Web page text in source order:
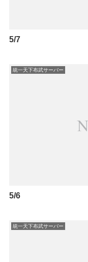
5/7
統一天下布武サーバー
5/6
統一天下布武サーバー